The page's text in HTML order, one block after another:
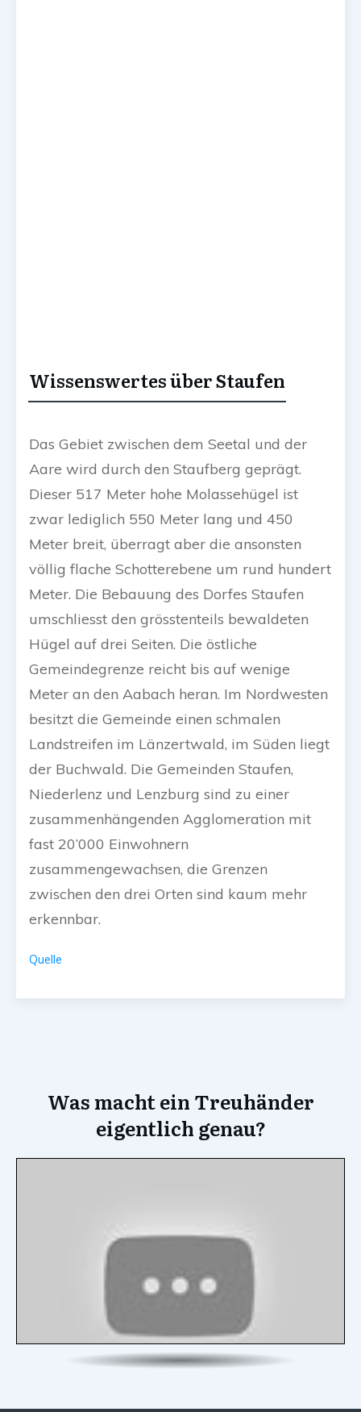
Wissenswertes über Staufen
Das Gebiet zwischen dem Seetal und der
Aare wird durch den Staufberg geprägt.
Dieser 517 Meter hohe Molassehügel ist
zwar lediglich 550 Meter lang und 450
Meter breit, überragt aber die ansonsten
völlig flache Schotterebene um rund hundert
Meter. Die Bebauung des Dorfes Staufen
umschliesst den grösstenteils bewaldeten
Hügel auf drei Seiten. Die östliche
Gemeindegrenze reicht bis auf wenige
Meter an den Aabach heran. Im Nordwesten
besitzt die Gemeinde einen schmalen
Landstreifen im Länzertwald, im Süden liegt
der Buchwald. Die Gemeinden Staufen,
Niederlenz und Lenzburg sind zu einer
zusammenhängenden Agglomeration mit
fast 20’000 Einwohnern
zusammengewachsen, die Grenzen
zwischen den drei Orten sind kaum mehr
erkennbar.
Quelle
Was macht ein Treuhänder
eigentlich genau?